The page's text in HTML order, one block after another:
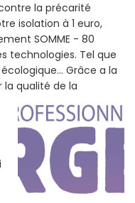
la précarité
isolation à 1 euro,
SOMME - 80
technologies. Tel que
Grâce a la
la qualité de la